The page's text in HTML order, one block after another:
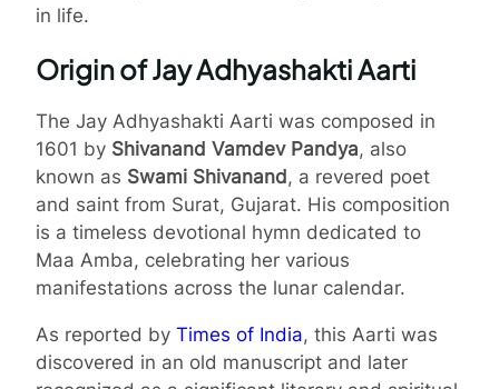
in life.
Origin of Jay Adhyashakti Aarti
The Jay Adhyashakti Aarti was composed in
1601 by Shivanand Vamdev Pandya, also
known as Swami Shivanand, a revered poet
and saint from Surat, Gujarat. His composition
is a timeless devotional hymn dedicated to
Maa Amba, celebrating her various
manifestations across the lunar calendar.
As reported by Times of India, this Aarti was
discovered in an old manuscript and later